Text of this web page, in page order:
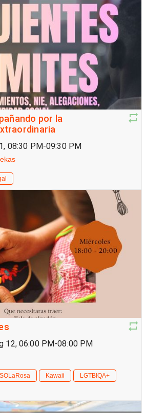
por la
08:30 PM-09:30 PM
12, 06:00 PM-08:00 PM
Kawaii
LGTBIQA+